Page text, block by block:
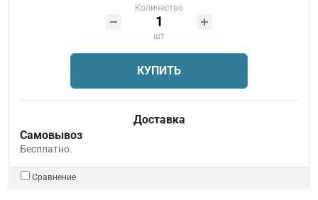
Количество
шт
КУПИТЬ
Доставка
Самовывоз
Бесплатно.
Сравнение